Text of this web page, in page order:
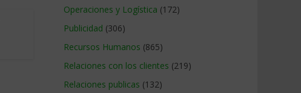
Operaciones y Logística (172)
Publicidad (306)
Recursos Humanos (865)
Relaciones con los clientes (219)
Relaciones publicas (132)